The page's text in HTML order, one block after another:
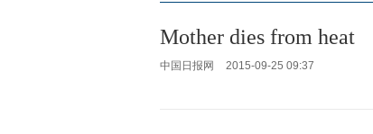
Mother dies from heat
中国日报网 2015-09-25 09:37